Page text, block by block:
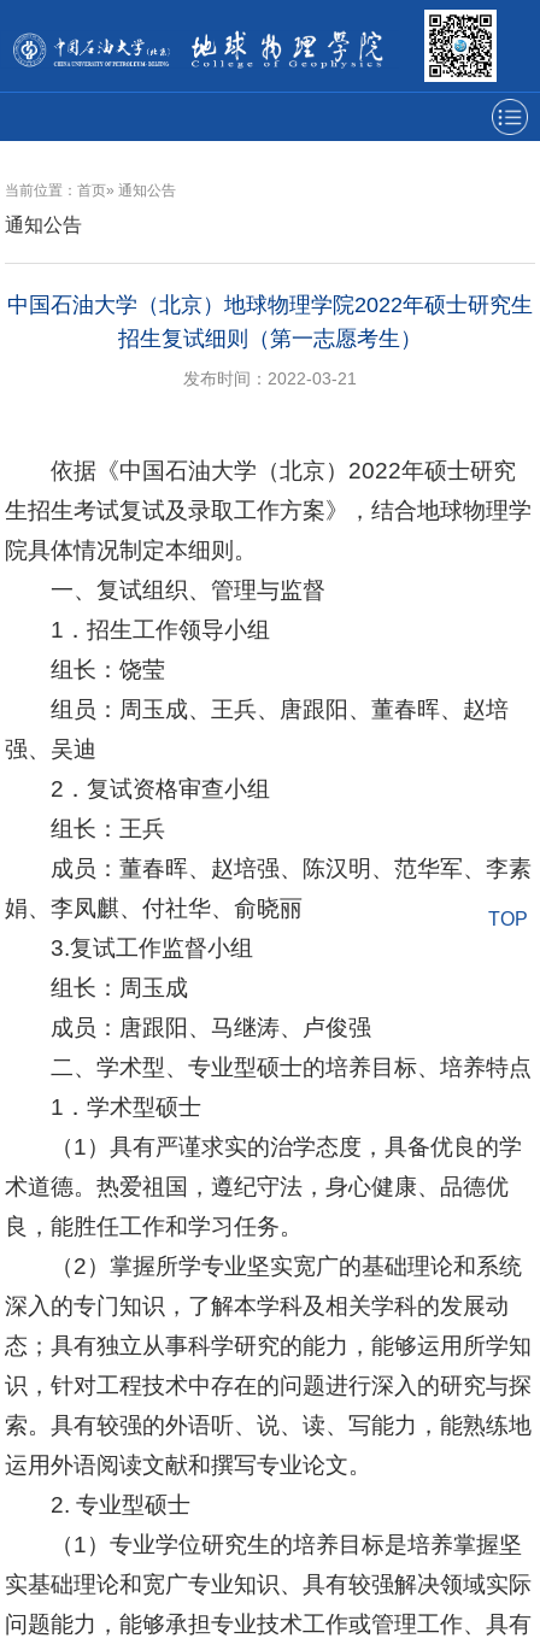
当前位置：首页»通知公告
通知公告
中国石油大学（北京）地球物理学院2022年硕士研究生
招生复试细则（第一志愿考生）
发布时间：2022-03-21
依据《中国石油大学（北京）2022年硕士研究
生招生考试复试及录取工作方案》，结合地球物理学
院具体情况制定本细则。
一、复试组织、管理与监督
1．招生工作领导小组
组长：饶莹
组员：周玉成、王兵、唐跟阳、董春晖、赵培
强、吴迪
2．复试资格审查小组
组长：王兵
成员：董春晖、赵培强、陈汉明、范华军、李素
娟、李凤麒、付社华、俞晓丽
3.复试工作监督小组
组长：周玉成
成员：唐跟阳、马继涛、卢俊强
二、学术型、专业型硕士的培养目标、培养特点
1．学术型硕士
（1）具有严谨求实的治学态度，具备优良的学
术道德。热爱祖国，遵纪守法，身心健康、品德优
良，能胜任工作和学习任务。
（2）掌握所学专业坚实宽广的基础理论和系统
深入的专门知识，了解本学科及相关学科的发展动
态；具有独立从事科学研究的能力，能够运用所学知
识，针对工程技术中存在的问题进行深入的研究与探
索。具有较强的外语听、说、读、写能力，能熟练地
运用外语阅读文献和撰写专业论文。
2. 专业型硕士
（1）专业学位研究生的培养目标是培养掌握坚
实基础理论和宽广专业知识、具有较强解决领域实际
问题能力，能够承担专业技术工作或管理工作、具有
TOP